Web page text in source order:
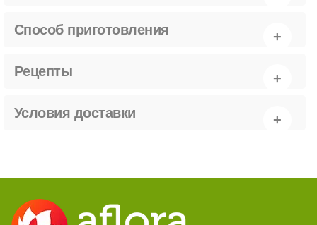
Способ приготовления
Рецепты
Условия доставки